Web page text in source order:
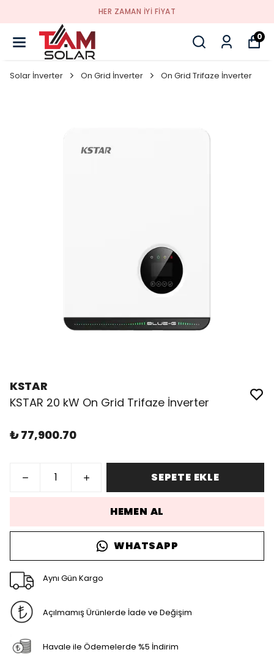
HER ZAMAN IYI FIYAT
0
Solar İnverter On Grid İnverter On Grid Trifaze İnverter
KSTAR
KSTAR 20 kW On Grid Trifaze İnverter
₺ 77,900.70
SEPETE EKLE
HEMEN AL
WHATSAPP
Aynı Gün Kargo
Açılmamış Ürünlerde İade ve Değişim
Havale ile Ödemelerde %5 İndirim